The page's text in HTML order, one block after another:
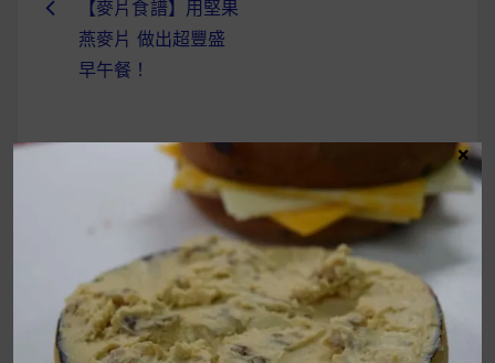
文
覽
【麥片食譜】用堅果
燕麥片 做出超豐盛
早午餐！
UrMart 為你打造理想生活
×